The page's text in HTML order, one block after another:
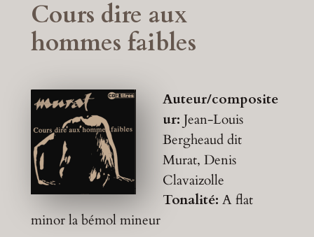
Cours dire aux
hommes faibles
Auteur/composite
ur:Jean-Louis
Bergheaud dit
Murat, Denis
Clavaizolle
Tonalité:A flat
minorla bémol mineur